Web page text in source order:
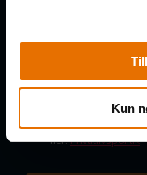
Kun
SAMTYKKE
Jeg samtykker til, at
om nye produkter
mv., samt
mails. Du kan til
vores behandling
her:Privatlivspolitik